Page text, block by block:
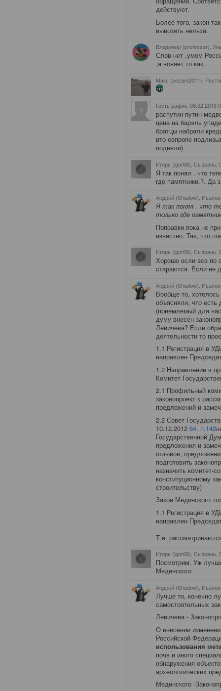
действуют.
Более того, закон
вывозить нельзя.
Владимир (professor),
Слов нет ,умом
,а воняет то как.
Макс (sezam2011),
Гость рафик, 08.02.2013
распутин-путин
цена на барэль
братцы набрали
вто евпропе
подняли)
Игорь (igor68), Сызрань
Я так понял . что
где памятники.?. Да
Андрей (Shadow),
Я так понял . что
только где
Поправки пока не
известно. Так, что
Игорь (igor68), Сызрань,
Хорошо если все по
стараются. Если не
Андрей (Shadow),
Вообще то,
объясняли, что есть
(приемлемый для
думу внесен
Левичева? Если
деятельности то
1.1 Регистрация в
направлен
1.2 Направление в
Комитет
2.1 Профильный
законопроект к
предложений и
2.2 Совет
10.12.2012 64, п.142
Государственной
предложения и
отзывов,
подготовить
назначить комитет-
конституционному
строительству)
Закон Мединского
1.1 Регистрация в
направлен
Т.е.
Игорь (igor68), Сызрань,
Посмотрим. Уж
Мединского
Андрей (Shadow),
Лучше то, конечно
самостоятельных
Левичева -
О внесении
Российской
использования
почв и иного
обнаружения
археологических
Мединского -